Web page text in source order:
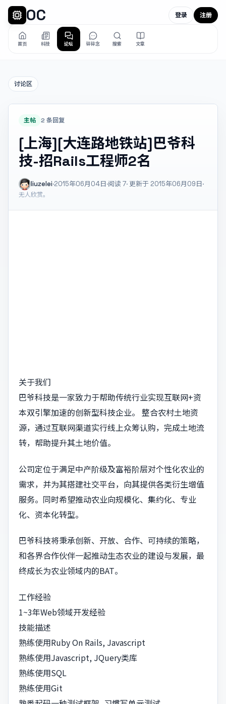
OC
首页 科技 论坛 碎碎念 搜索 文章
登录 注册
讨论区
主帖 2 条回复
[上海][大连路地铁站]巴爷科
技-招Rails工程师2名
liuzelei·2015年06月04日·阅读 7· 更新于 2015年06月09日·
无人欣赏。
关于我们
巴爷科技是一家致力于帮助传统行业实现互联网+资
本双引擎加速的创新型科技企业。 整合农村土地资
源，通过互联网渠道实行线上众筹认购，完成土地流
转，帮助提升其土地价值。
公司定位于满足中产阶级及富裕阶层对个性化农业的
需求，并为其搭建社交平台，向其提供各类衍生增值
服务。同时希望推动农业向规模化、集约化、专业
化、资本化转型。
巴爷科技将秉承创新、开放、合作、可持续的策略，
和各界合作伙伴一起推动生态农业的建设与发展，最
终成长为农业领域内的BAT。
工作经验
1~3年Web领域开发经验
技能描述
熟练使用Ruby On Rails, Javascript
熟练使用Javascript, JQuery类库
熟练使用SQL
熟练使用Git